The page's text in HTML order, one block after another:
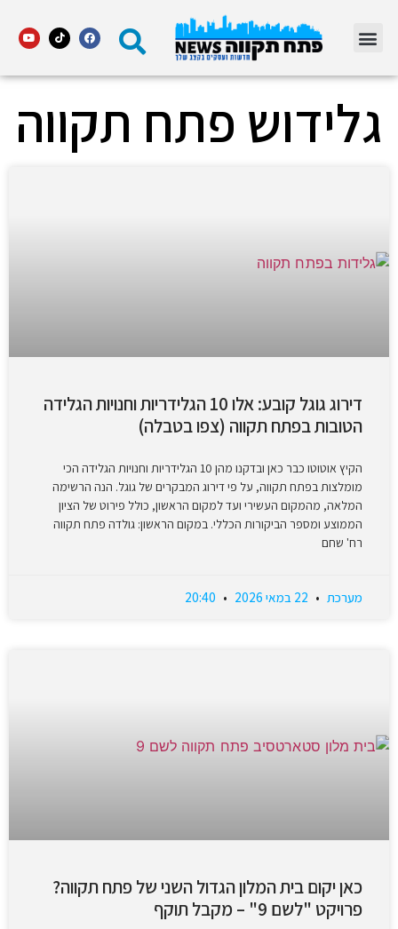
גלידוש פתח תקווה
דירוג גוגל קובע: אלו 10 הגלידריות וחנויות הגלידה
הטובות בפתח תקווה (צפו בטבלה)
הקיץ אוטוטו כבר כאן ובדקנו מהן 10 הגלידריות וחנויות הגלידה הכי
מומלצות בפתח תקווה, על פי דירוג המבקרים של גוגל. הנה הרשימה
המלאה, מהמקום העשירי ועד למקום הראשון, כולל פירוט של הציון
הממוצע ומספר הביקורות הכללי. במקום הראשון: גולדה פתח תקווה
רח' שחם
מערכת
כאן יקום בית המלון הגדול השני של פתח תקווה?
פרויקט "לשם 9" – מקבל תוקף